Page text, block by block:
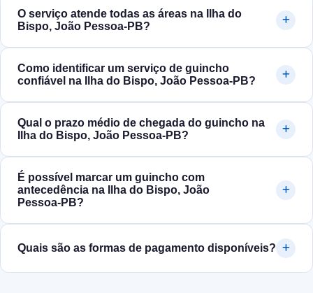
O serviço atende todas as áreas na Ilha do
Bispo, João Pessoa‑PB?
Como identificar um serviço de guincho
confiável na Ilha do Bispo, João Pessoa‑PB?
Qual o prazo médio de chegada do guincho na
Ilha do Bispo, João Pessoa‑PB?
É possível marcar um guincho com
antecedência na Ilha do Bispo, João
Pessoa‑PB?
Quais são as formas de pagamento disponíveis?